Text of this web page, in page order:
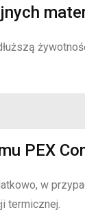
PEX
w
termicznej.